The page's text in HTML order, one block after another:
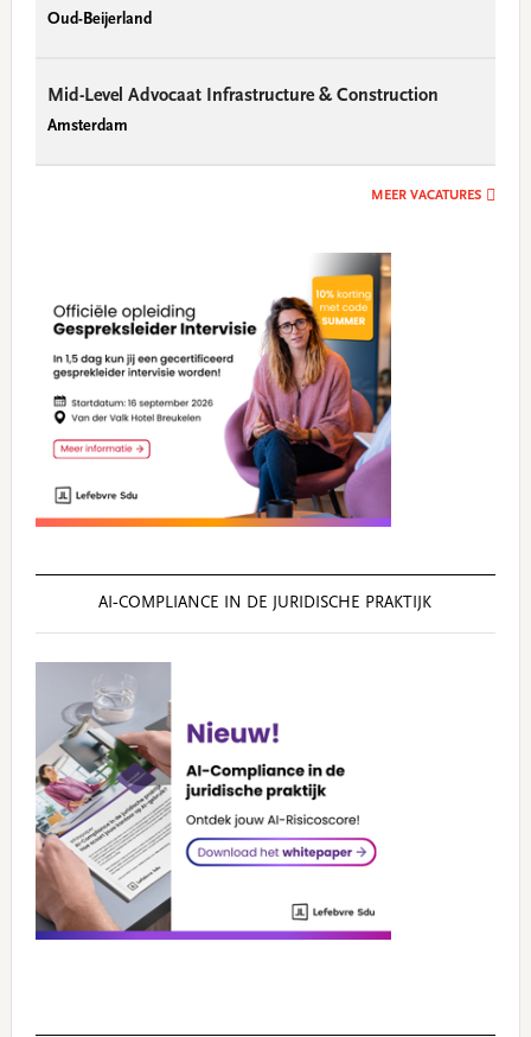
Oud-Beijerland
Mid-Level Advocaat Infrastructure & Construction
Amsterdam
MEER VACATURES
AI‑COMPLIANCE IN DE JURIDISCHE PRAKTIJK